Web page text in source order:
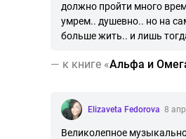
должно пройти много
умрем.. душевно.. но на
больше жить.. и лишь
— к книге «Альфа и
Elizaveta Fedorova 8
Великолепное